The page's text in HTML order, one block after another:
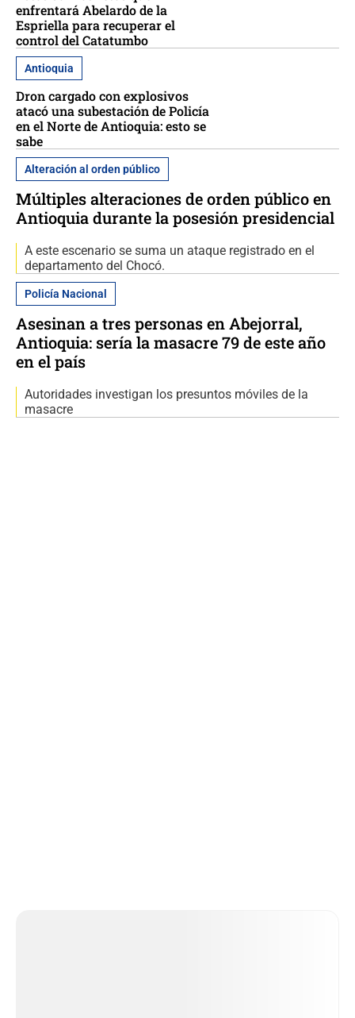
enfrentará Abelardo de la
Espriella para recuperar el
control del Catatumbo
Antioquia
Dron cargado con explosivos
atacó una subestación de Policía
en el Norte de Antioquia: esto se
sabe
Alteración al orden público
Múltiples alteraciones de orden público en
Antioquia durante la posesión presidencial
A este escenario se suma un ataque registrado en el
departamento del Chocó.
Policía Nacional
Asesinan a tres personas en Abejorral,
Antioquia: sería la masacre 79 de este año
en el país
Autoridades investigan los presuntos móviles de la
masacre